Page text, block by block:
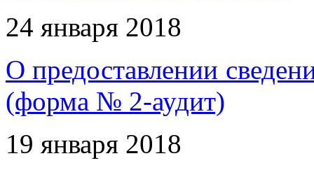
24 января 2018
О предоставлении
(форма № 2-аудит)
19 января 2018